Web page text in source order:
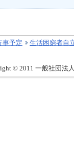
事予定
生活困窮者自
© 2011 一般社団法